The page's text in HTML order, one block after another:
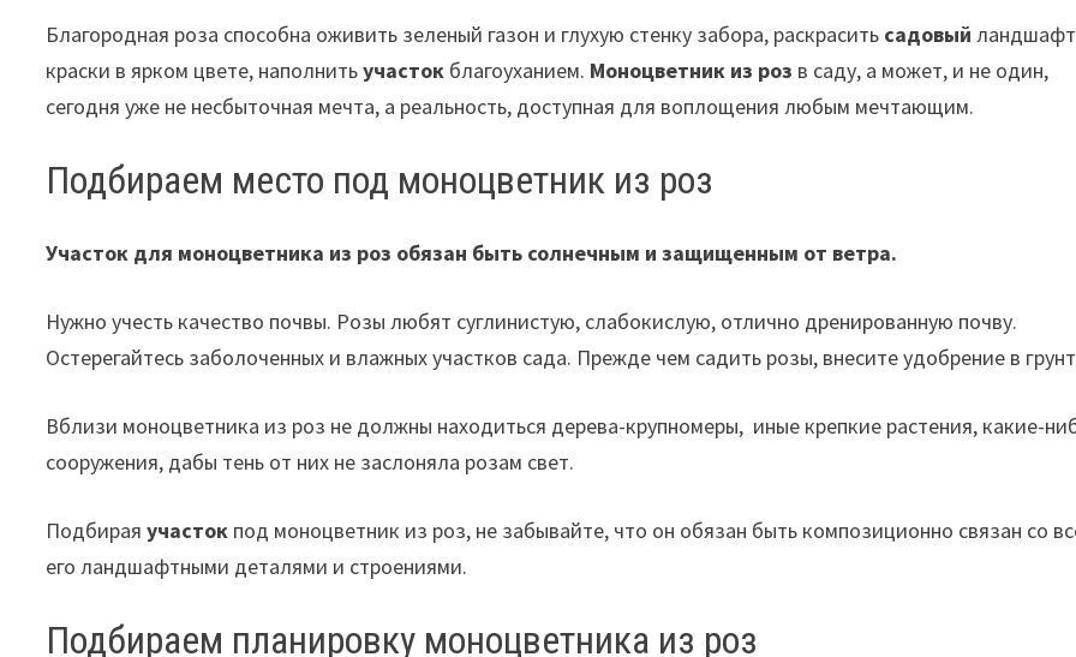
Благородная роза способна оживить зеленый газон и глухую стенку забора, раскрасить садовый
краски в ярком цвете, наполнитьучасток благоуханием. Моноцветник из роз в саду, а может, и не один,
сегодня уже не несбыточная мечта, а реальность, доступная для воплощения любым мечтающим.
Подбираем место под моноцветник из роз
Участок для моноцветника из роз обязан быть солнечным и защищенным от ветра.
Нужно учесть качество почвы. Розы любят суглинистую, слабокислую, отлично дренированную почву.
Остерегайтесь заболоченных и влажных участков сада. Прежде чем садить розы, внесите удобрение в
Вблизи моноцветника из роз не должны находиться дерева-крупномеры, иные крепкие растения, какие-
сооружения, дабы тень от них не заслоняла розам свет.
Подбираяучасток под моноцветник из роз, не забывайте, что он обязан быть композиционно связан со
его ландшафтными деталями и строениями.
Подбираем планировку моноцветника из роз